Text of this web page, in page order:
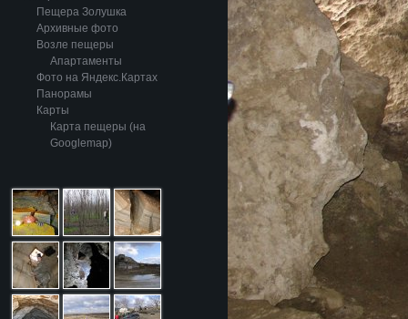
Пещера Золушка
Архивные фото
Возле пещеры
Апартаменты
Фото на Яндекс.Картах
Панорамы
Карты
Карта пещеры (на
Googlemap)